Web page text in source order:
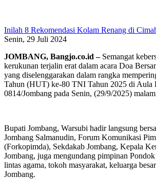
Inilah 8 Rekomendasi Kolam Renang di
Senin, 29 Juli 2024
JOMBANG, Bangjo.co.id –Semangat
kerukunan terjalin erat dalam acara Doa
yang diselenggarakan dalam rangka
Tahun (HUT) ke-80 TNI Tahun 2025 di Aula
0814/Jombang pada Senin, (29/9/2025)
Bupati Jombang, Warsubi hadir langsung
Jombang Salmanudin, Forum Komunikasi
(Forkopimda), Sekdakab Jombang, Kepala
Jombang, juga mengundang pimpinan
lintas agama, tokoh masyarakat, keluarga
Jombang.